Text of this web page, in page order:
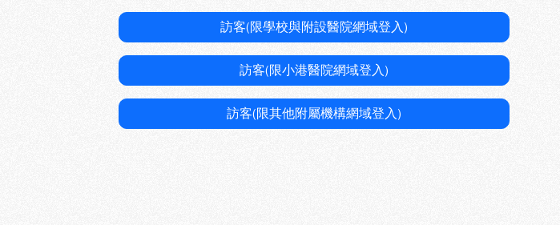
訪客(限學校與附設醫院網域登入)
訪客(限小港醫院網域登入)
訪客(限其他附屬機構網域登入)